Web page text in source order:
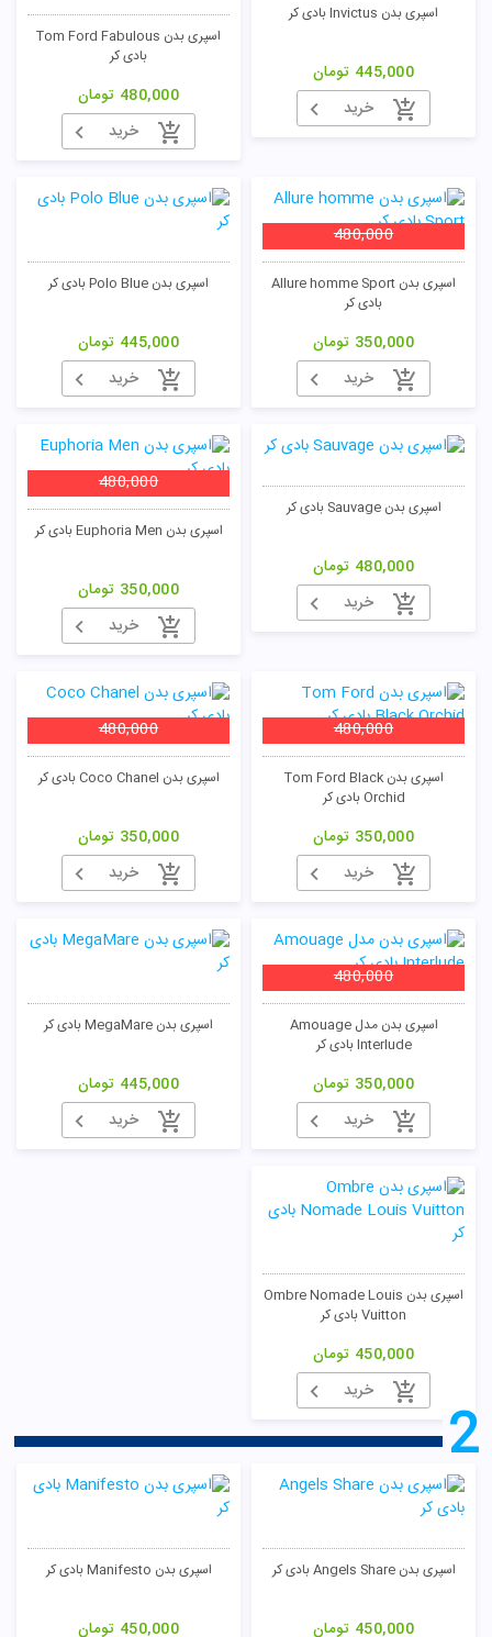
اسپری بدن Invictus بادی کر
445,000 تومان
خرید
اسپری بدن Tom Ford Fabulous
بادی کر
480,000 تومان
خرید
اسپری بدن Allure homme Sport
بادی کر
480,000
350,000 تومان
خرید
اسپری بدن Polo Blue بادی کر
445,000 تومان
خرید
اسپری بدن Sauvage بادی کر
480,000 تومان
خرید
اسپری بدن Euphoria Men بادی کر
480,000
350,000 تومان
خرید
اسپری بدن Tom Ford Black
Orchid بادی کر
480,000
350,000 تومان
خرید
اسپری بدن Coco Chanel بادی کر
480,000
350,000 تومان
خرید
اسپری بدن مدل Amouage
Interlude بادی کر
480,000
350,000 تومان
خرید
اسپری بدن MegaMare بادی کر
445,000 تومان
خرید
اسپری بدن Ombre Nomade Louis
Vuitton بادی کر
450,000 تومان
خرید
2
اسپری بدن Angels Share بادی کر
450,000 تومان
اسپری بدن Manifesto بادی کر
450,000 تومان